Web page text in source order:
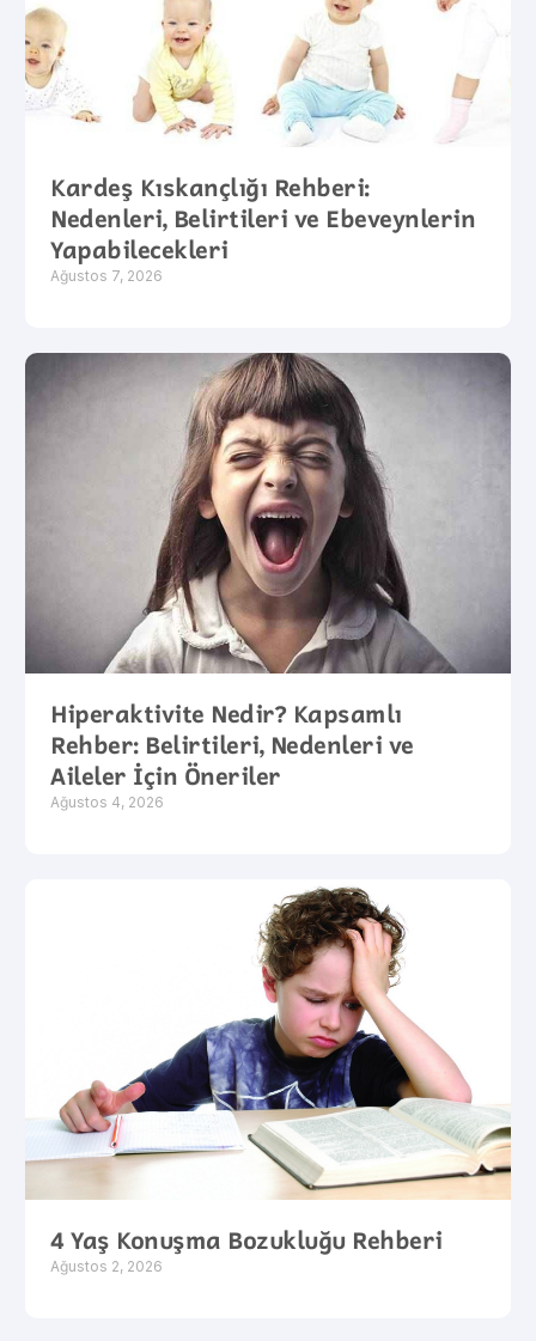
Kardeş Kıskançlığı Rehberi:
Nedenleri, Belirtileri ve Ebeveynlerin
Yapabilecekleri
Ağustos 7, 2026
Hiperaktivite Nedir? Kapsamlı
Rehber: Belirtileri, Nedenleri ve
Aileler İçin Öneriler
Ağustos 4, 2026
4 Yaş Konuşma Bozukluğu Rehberi
Ağustos 2, 2026